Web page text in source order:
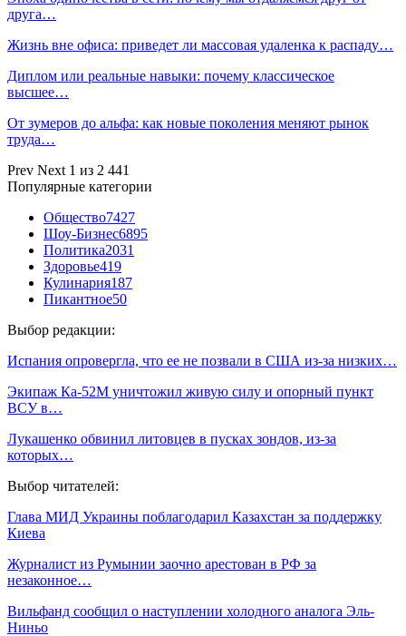
друга…
Жизнь вне офиса: приведет ли массовая удаленка к распаду…
Диплом или реальные навыки: почему классическое
высшее…
От зумеров до альфа: как новые поколения меняют рынок
труда…
Prev Next 1 из 2 441
Популярные категории
Общество7427
Шоу-Бизнес6895
Политика2031
Здоровье419
Кулинария187
Пикантное50
Выбор редакции:
Испания опровергла, что ее не позвали в США из-за низких…
Экипаж Ка-52М уничтожил живую силу и опорный пункт
ВСУ в…
Лукашенко обвинил литовцев в пусках зондов, из-за
которых…
Выбор читателей:
Глава МИД Украины поблагодарил Казахстан за поддержку
Киева
Журналист из Румынии заочно арестован в РФ за
незаконное…
Вильфанд сообщил о наступлении холодного аналога Эль-
Ниньо